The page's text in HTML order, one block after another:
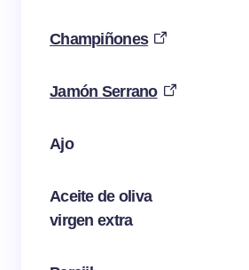
Champiñones
Jamón Serrano
Ajo
Aceite de oliva
virgen extra